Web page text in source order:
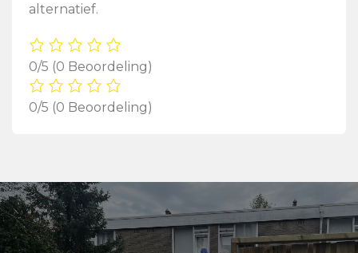
alternatief.
0/5 (0 Beoordeling)
0/5 (0 Beoordeling)